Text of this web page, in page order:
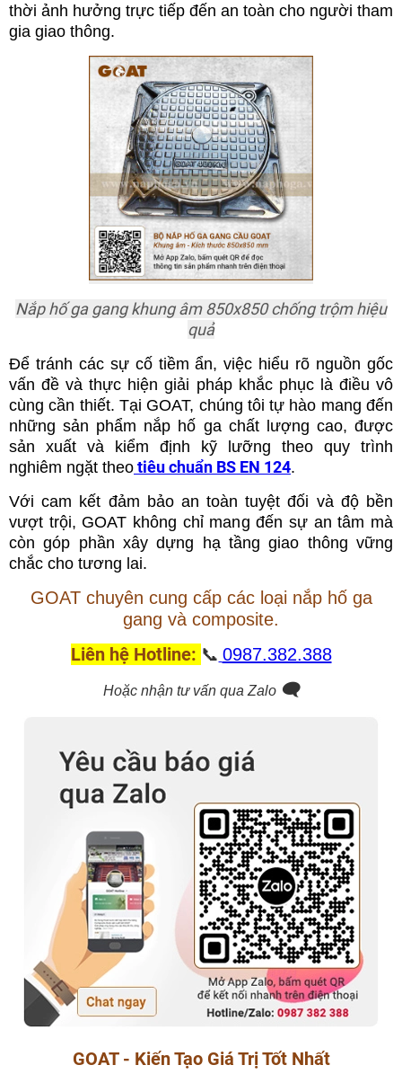
thời ảnh hưởng trực tiếp đến an toàn cho người tham
gia giao thông.
Nắp hố ga gang khung âm 850x850 chống trộm hiệu
quả
Để tránh các sự cố tiềm ẩn, việc hiểu rõ nguồn gốc
vấn đề và thực hiện giải pháp khắc phục là điều vô
cùng cần thiết. Tại GOAT, chúng tôi tự hào mang đến
những sản phẩm nắp hố ga chất lượng cao, được
sản xuất và kiểm định kỹ lưỡng theo quy trình
nghiêm ngặt theo tiêu chuẩn BS EN 124.
Với cam kết đảm bảo an toàn tuyệt đối và độ bền
vượt trội, GOAT không chỉ mang đến sự an tâm mà
còn góp phần xây dựng hạ tầng giao thông vững
chắc cho tương lai.
GOAT chuyên cung cấp các loại nắp hố ga
gang và composite.
Liên hệ Hotline: 📞 0987.382.388
Hoặc nhận tư vấn qua Zalo 🗨️
GOAT - Kiến Tạo Giá Trị Tốt Nhất